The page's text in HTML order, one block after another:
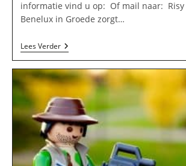
informatie vind u op: Of mail naar: Risy
Benelux in Groede zorgt…
Lees VerderRisy
Promotions
In
Groede